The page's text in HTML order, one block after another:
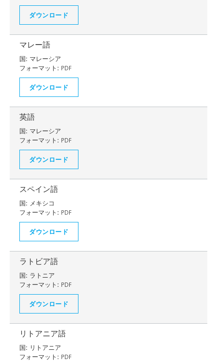
ダウンロード
マレー語
国: マレーシア
フォーマット: PDF
ダウンロード
英語
国: マレーシア
フォーマット: PDF
ダウンロード
スペイン語
国: メキシコ
フォーマット: PDF
ダウンロード
ラトビア語
国: ラトニア
フォーマット: PDF
ダウンロード
リトアニア語
国: リトアニア
フォーマット: PDF